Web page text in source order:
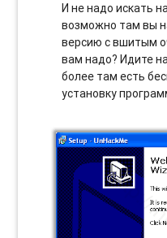
И не надо искать
возможно там вы
версию с вшитым
вам надо? Идите
более там есть
установку